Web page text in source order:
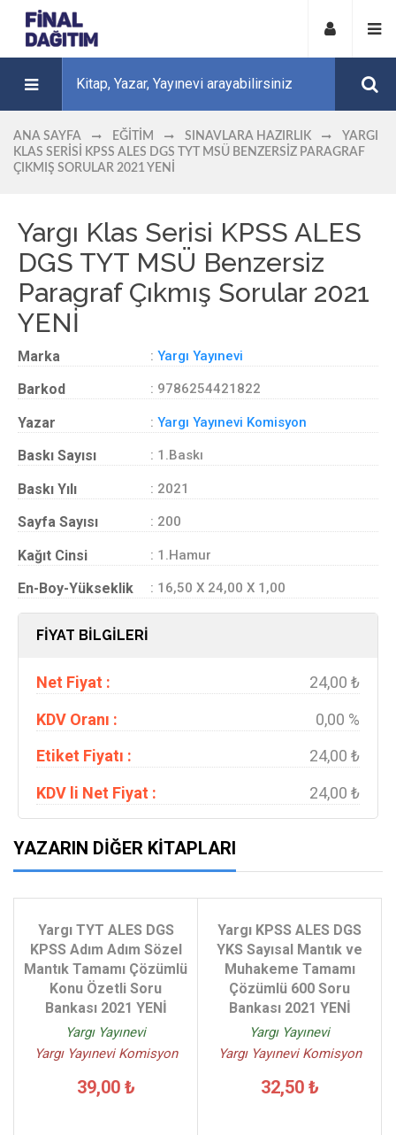
ANA SAYFA EĞITIM SINAVLARA HAZIRLIK
YARGI
KLAS SERISI KPSS ALES DGS TYT MSÜ BENZERSIZ PARAGRAF
ÇIKMIŞ SORULAR 2021 YENİ
Yargı Klas Serisi KPSS ALES
DGS TYT MSÜ Benzersiz
Paragraf Çıkmış Sorular 2021
YENİ
Marka : Yargı Yayınevi
Barkod : 9786254421822
Yazar : Yargı Yayınevi Komisyon
Baskı Sayısı : 1.Baskı
Baskı Yılı : 2021
Sayfa Sayısı : 200
Kağıt Cinsi : 1.Hamur
En-Boy-Yükseklik : 16,50 X 24,00 X 1,00
FİYAT BİLGİLERİ
Net Fiyat :
24,00 ₺
KDV Oranı :
0,00 %
Etiket Fiyatı :
24,00 ₺
KDV li Net Fiyat :
24,00 ₺
YAZARIN DIĞER KITAPLARI
Yargı TYT ALES DGS
KPSS Adım Adım Sözel
Mantık Tamamı Çözümlü
Konu Özetli Soru
Bankası 2021 YENİ
Yargı Yayınevi
Yargı Yayınevi Komisyon
39,00 ₺
Yargı KPSS ALES DGS
YKS Sayısal Mantık ve
Muhakeme Tamamı
Çözümlü 600 Soru
Bankası 2021 YENİ
Yargı Yayınevi
Yargı Yayınevi Komisyon
32,50 ₺